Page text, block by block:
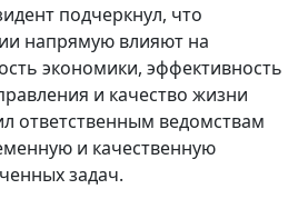
подчеркнул, что
напрямую влияют на
экономики, эффективность
и качество жизни
ответственным ведомствам
и качественную
задач.